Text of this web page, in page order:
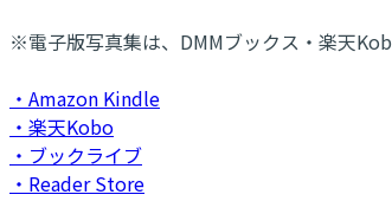
※電子版写真集は、DMMブックス・楽天
・Amazon Kindle
・楽天Kobo
・ブックライブ
・Reader Store